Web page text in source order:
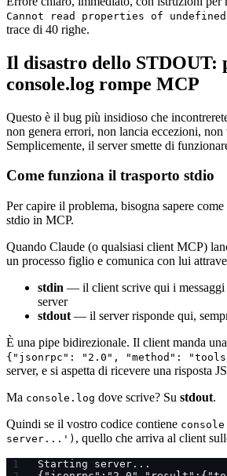
Cannot read properties of undefined
trace di 40 righe.
Il disastro dello STDOUT:
console.log rompe MCP
Questo è il bug più insidioso che
non genera errori, non lancia eccezioni,
Semplicemente, il server smette di
Come funziona il trasporto stdio
Per capire il problema, bisogna sapere
stdio in MCP.
Quando Claude (o qualsiasi client MCP)
un processo figlio e comunica con lui
stdin — il client scrive qui i
server
stdout — il server risponde qui,
È una pipe bidirezionale. Il client manda
{"jsonrpc": "2.0", "method":
server, e si aspetta di ricevere una risposta
Ma console.log dove scrive? Su stdout.
Quindi se il vostro codice contiene
server...') , quello che arriva al client
Starting server...